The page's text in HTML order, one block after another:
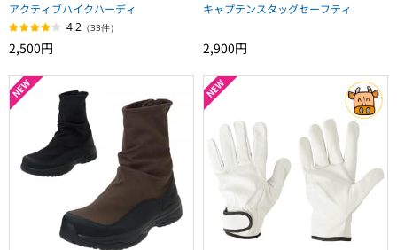
アクティブハイクハーディ
4.2 （33件）
2,500円
キャプテンスタッグセーフティ
2,900円